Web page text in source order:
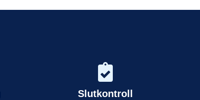
Slutkontroll